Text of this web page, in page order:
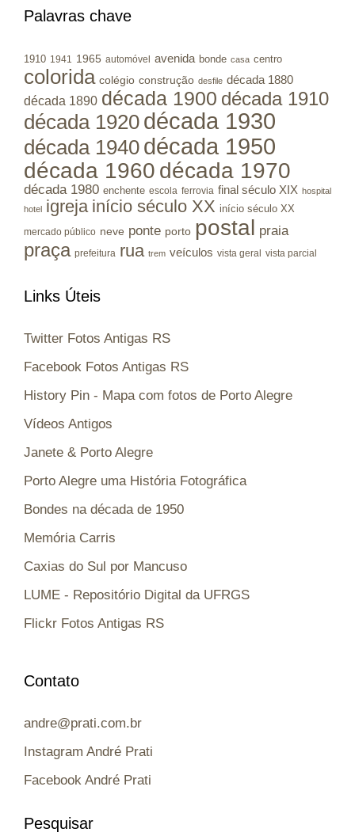
Palavras chave
1910 1941 1965 automóvel avenida bonde casa centro
colorida colégio construção desfile década 1880
década 1890 década 1900 década 1910
década 1920 década 1930
década 1940 década 1950
década 1960 década 1970
década 1980 enchente escola ferrovia final século XIX hospital
hotel igreja início século XX início século XX
mercado público neve ponte porto postal praia
praça prefeitura rua trem veículos vista geral vista parcial
Links Úteis
Twitter Fotos Antigas RS
Facebook Fotos Antigas RS
History Pin - Mapa com fotos de Porto Alegre
Vídeos Antigos
Janete & Porto Alegre
Porto Alegre uma História Fotográfica
Bondes na década de 1950
Memória Carris
Caxias do Sul por Mancuso
LUME - Repositório Digital da UFRGS
Flickr Fotos Antigas RS
Contato
andre@prati.com.br
Instagram André Prati
Facebook André Prati
Pesquisar